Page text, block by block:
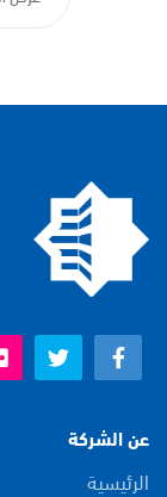
عن الشركة
الرئيسية